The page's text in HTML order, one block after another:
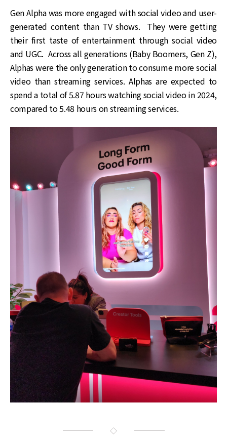
Gen Alpha was more engaged with social video and user-
generated content than TV shows. They were getting
their first taste of entertainment through social video
and UGC. Across all generations (Baby Boomers, Gen Z),
Alphas were the only generation to consume more social
video than streaming services. Alphas are expected to
spend a total of 5.87 hours watching social video in 2024,
compared to 5.48 hours on streaming services.